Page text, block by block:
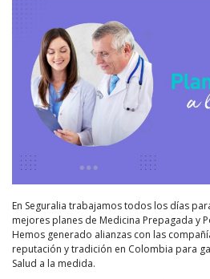
En Seguralia trabajamos todos los días
mejores planes de Medicina Prepagada y
Hemos generado alianzas con las
reputación y tradición en Colombia para
Salud a la medida.